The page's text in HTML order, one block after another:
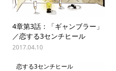
4章第3話：「ギャンブラー」
／恋する3センチヒール
2017.04.10
恋する3センチヒール